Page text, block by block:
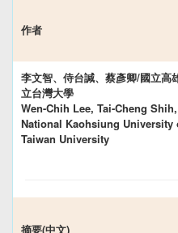
作者
李文智、侍台諴、蔡彥卿/國立高
立台灣大學
Wen-Chih Lee, Tai-Cheng
National Kaohsiung
Taiwan University
摘要(中文)